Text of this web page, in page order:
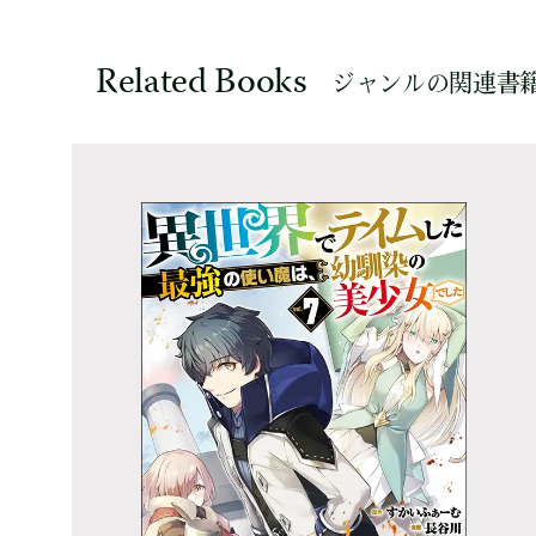
Related Books ジャンルの関連書